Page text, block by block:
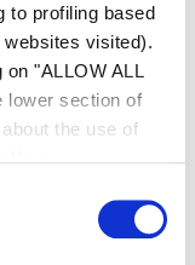
to profiling based
visited).
"ALLOW ALL
lower section of
the use of
intuitif